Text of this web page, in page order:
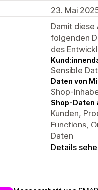
23. Mai
Damit
folgenden
des
Sensible
Daten von
Shop-
Shop-Daten
Kunden,
Functions,
Daten
Details